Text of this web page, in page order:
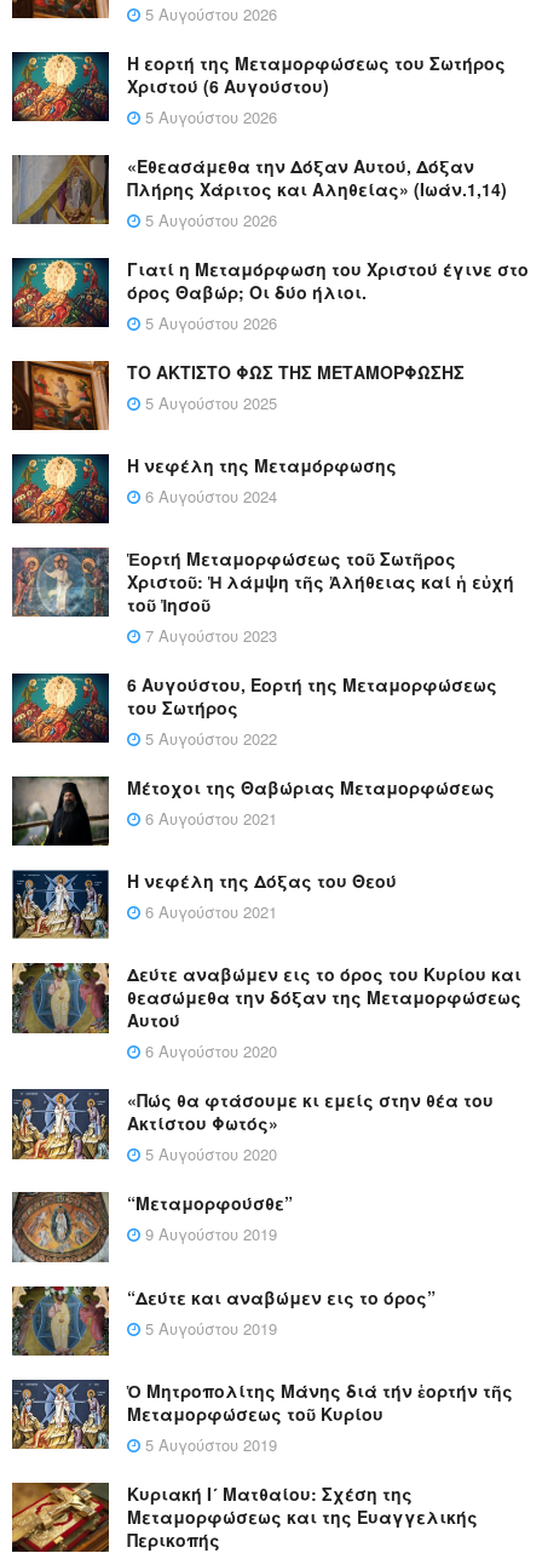
5 Αυγούστου 2026
Η εορτή της Μεταμορφώσεως του Σωτήρος
Χριστού (6 Αυγούστου)
5 Αυγούστου 2026
«Εθεασάμεθα την Δόξαν Αυτού, Δόξαν
Πλήρης Χάριτος και Αληθείας» (Ιωάν.1,14)
5 Αυγούστου 2026
Γιατί η Μεταμόρφωση του Χριστού έγινε στο
όρος Θαβώρ; Οι δύο ήλιοι.
5 Αυγούστου 2026
ΤΟ ΑΚΤΙΣΤΟ ΦΩΣ ΤΗΣ ΜΕΤΑΜΟΡΦΩΣΗΣ
5 Αυγούστου 2025
Η νεφέλη της Μεταμόρφωσης
6 Αυγούστου 2024
Ἑορτή Μεταμορφώσεως τοῦ Σωτῆρος
Χριστοῦ: Ἡ λάμψη τῆς Ἀλήθειας καί ἡ εὐχή
τοῦ Ἰησοῦ
7 Αυγούστου 2023
6 Αυγούστου, Εορτή της Μεταμορφώσεως
του Σωτήρος
5 Αυγούστου 2022
Μέτοχοι της Θαβώριας Μεταμορφώσεως
6 Αυγούστου 2021
Η νεφέλη της Δόξας του Θεού
6 Αυγούστου 2021
Δεύτε αναβώμεν εις το όρος του Κυρίου και
θεασώμεθα την δόξαν της Μεταμορφώσεως
Αυτού
6 Αυγούστου 2020
«Πώς θα φτάσουμε κι εμείς στην θέα του
Ακτίστου Φωτός»
5 Αυγούστου 2020
“Μεταμορφούσθε”
9 Αυγούστου 2019
“Δεύτε και αναβώμεν εις το όρος”
5 Αυγούστου 2019
Ὁ Μητροπολίτης Μάνης διά τήν ἑορτήν τῆς
Μεταμορφώσεως τοῦ Κυρίου
5 Αυγούστου 2019
Κυριακή Ι´ Ματθαίου: Σχέση της
Μεταμορφώσεως και της Ευαγγελικής
Περικοπής